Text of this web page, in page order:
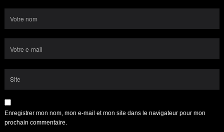
Enregistrer mon nom, mon e-mail et mon site dans le navigateur pour mon
prochain commentaire.